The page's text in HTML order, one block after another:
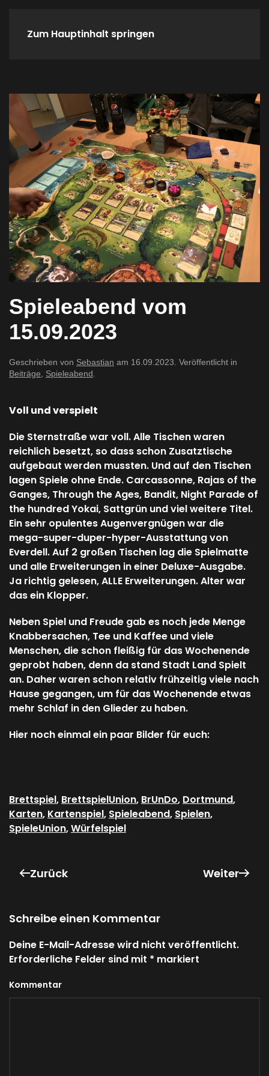
Zum Hauptinhalt springen
Home
Spieleabend vom
15.09.2023
Geschrieben von Sebastian am 16.09.2023 . Veröffentlicht in
Beiträge
Spieleabend
Voll und verspielt
Die Sternstraße war voll. Alle Tischen waren
reichlich besetzt, so dass schon Zusatztische
aufgebaut werden mussten. Und auf den Tischen
lagen Spiele ohne Ende. Carcassonne, Rajas of the
Ganges, Through the Ages, Bandit, Night Parade of
the hundred Yokai, Sattgrün und viel weitere Titel.
Ein sehr opulentes Augenvergnügen war die
mega-super-duper-hyper-Ausstattung von
Everdell. Auf 2 großen Tischen lag die Spielmatte
und alle Erweiterungen in einer Deluxe-Ausgabe.
Ja richtig gelesen, ALLE Erweiterungen. Alter war
das ein Klopper.
Neben Spiel und Freude gab es noch jede Menge
Knabbersachen, Tee und Kaffee und viele
Menschen, die schon fleißig für das Wochenende
geprobt haben, denn da stand Stadt Land Spielt
an. Daher waren schon relativ frühzeitig viele nach
Hause gegangen, um für das Wochenende etwas
mehr Schlaf in den Glieder zu haben.
Hier noch einmal ein paar Bilder für euch:
Brettspiel, BrettspielUnion, BrUnDo, Dortmund,
Karten, Kartenspiel, Spieleabend, Spielen,
SpieleUnion,Würfelspiel
Zurück Weiter
Schreibe einen Kommentar
Deine E-Mail-Adresse wird nicht veröffentlicht.
Erforderliche Felder sind mit * markiert
Kommentar